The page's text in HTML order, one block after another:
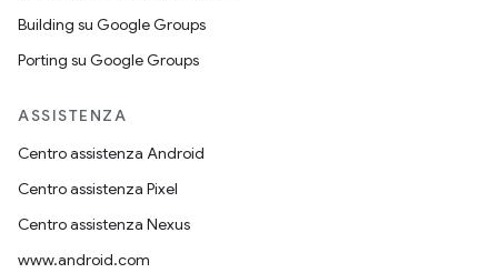
Building su Google Groups
Porting su Google Groups
ASSISTENZA
Centro assistenza Android
Centro assistenza Pixel
Centro assistenza Nexus
www.android.com